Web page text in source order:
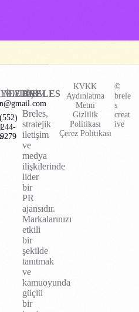
BRELES
Breles,
stratejik
iletişim
ve
medya
ilişkilerinde
lider
bir
PR
ajansıdır.
Markalarınızı
etkili
bir
şekilde
tanıtmak
ve
kamuoyunda
güçlü
bir
İLETİŞİM
244-
9279
©
brele
s
creat
ive
KVKK
Aydınlatma
Metni
Gizlilik
Politikası
Çerez Politikası